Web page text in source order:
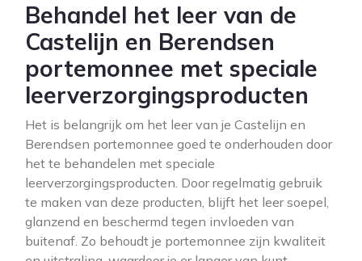
Behandel het leer van de
Castelijn en Berendsen
portemonnee met speciale
leerverzorgingsproducten
Het is belangrijk om het leer van je Castelijn en
Berendsen portemonnee goed te onderhouden door
het te behandelen met speciale
leerverzorgingsproducten. Door regelmatig gebruik
te maken van deze producten, blijft het leer soepel,
glanzend en beschermd tegen invloeden van
buitenaf. Zo behoudt je portemonnee zijn kwaliteit